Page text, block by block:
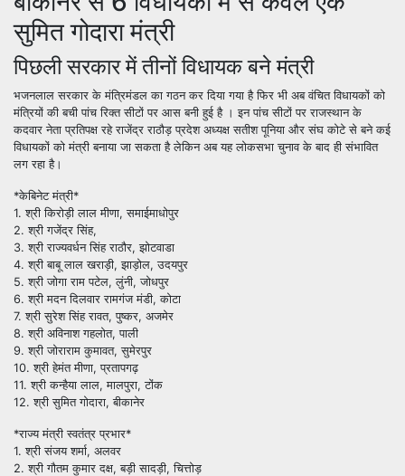
सुमित गोदारा मंत्री
पिछली सरकार में तीनों विधायक बने मंत्री
भजनलाल सरकार के मंत्रिमंडल का गठन कर दिया गया है फिर भी अब वंचित विधायकों को
मंत्रियों की बची पांच रिक्त सीटों पर आस बनी हुई है । इन पांच सीटों पर राजस्थान के
कदवार नेता प्रतिपक्ष रहे राजेंद्र राठौड़ प्रदेश अध्यक्ष सतीश पूनिया और संघ कोटे से बने कई
विधायकों को मंत्री बनाया जा सकता है लेकिन अब यह लोकसभा चुनाव के बाद ही संभावित
लग रहा है।
*केबिनेट मंत्री*
1. श्री किरोड़ी लाल मीणा, समाईमाधोपुर
2. श्री गजेंद्र सिंह,
3. श्री राज्यवर्धन सिंह राठौर, झोटवाडा
4. श्री बाबू लाल खराड़ी, झाड़ोल, उदयपुर
5. श्री जोगा राम पटेल, लुंनी, जोधपुर
6. श्री मदन दिलवार रामगंज मंडी, कोटा
7. श्री सुरेश सिंह रावत, पुष्कर, अजमेर
8. श्री अविनाश गहलोत, पाली
9. श्री जोराराम कुमावत, सुमेरपुर
10. श्री हेमंत मीणा, प्रतापगढ़
11. श्री कन्हैया लाल, मालपुरा, टोंक
12. श्री सुमित गोदारा, बीकानेर
*राज्य मंत्री स्वतंत्र प्रभार*
1. श्री संजय शर्मा, अलवर
2. श्री गौतम कुमार दक्ष, बड़ी सादड़ी, चित्तोड़